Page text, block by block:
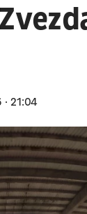
21:04